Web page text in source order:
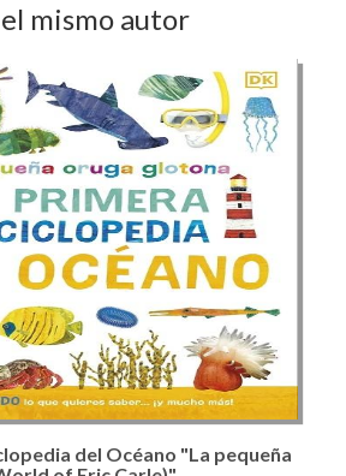
mismo autor
del Océano "La pequeña